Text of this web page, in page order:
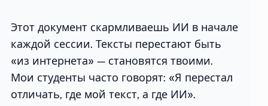
Этот документ скармливаешь ИИ в начале
каждой сессии. Тексты перестают быть
«из интернета» — становятся твоими.
Мои студенты часто говорят: «Я перестал
отличать, где мой текст, а где ИИ».